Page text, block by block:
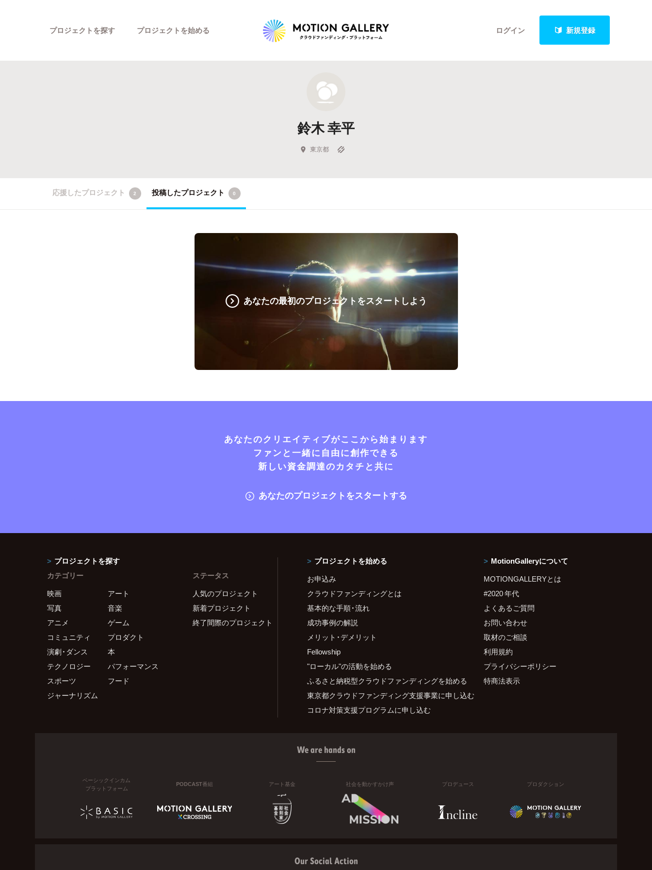
ログイン 新規登録
プロジェクトを探す
新着プロジェクト
Feature
キュレーターから探す
プロジェクトを始める
鈴木 幸平
東京都
応援したプロジェクト 2 投稿したプロジェクト 0
あなたの最初のプロジェクトをスタートしよう
あなたのクリエイティブがここから始まります
ファンと一緒に自由に創作できる
新しい資金調達のカタチと共に
あなたのプロジェクトをスタートする
プロジェクトを探す
カテゴリー
映画
アート
写真
音楽
アニメ
ゲーム
コミュニティ
プロダクト
演劇・ダンス
本
テクノロジー
パフォーマンス
スポーツ
フード
ジャーナリズム
ステータス
人気のプロジェクト
新着プロジェクト
終了間際のプロジェクト
プロジェクトを始める
お申込み
クラウドファンディングとは
基本的な手順・流れ
成功事例の解説
メリット・デメリット
Fellowship
"ローカル"の活動を始める
ふるさと納税型クラウドファンディングを始める
東京都クラウドファンディング支援事業に申し込む
コロナ対策支援プログラムに申し込む
MotionGalleryについて
MOTIONGALLERYとは
#2020 年代
よくあるご質問
お問い合わせ
取材のご相談
利用規約
プライバシーポリシー
特商法表示
We are hands on
ベーシックインカム
プラットフォーム
PODCAST番組 アート基金 社会を動かすかけ声 プロデュース プロダクション
Our Social Action